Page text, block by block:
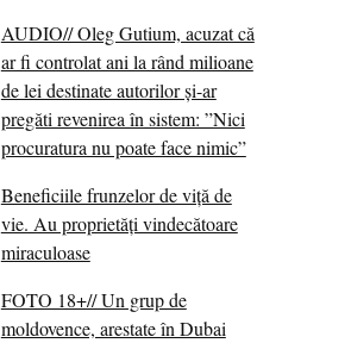
AUDIO// Oleg Gutium, acuzat că
ar fi controlat ani la rând milioane
de lei destinate autorilor și-ar
pregăti revenirea în sistem: ”Nici
procuratura nu poate face nimic”
Beneficiile frunzelor de viță de
vie. Au proprietăţi vindecătoare
miraculoase
FOTO 18+// Un grup de
moldovence, arestate în Dubai